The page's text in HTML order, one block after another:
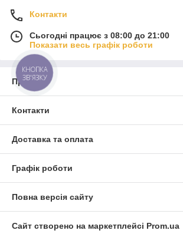
Контакти
Сьогодні працює з 08:00 до 21:00
Показати весь графік роботи
Про нас
Контакти
Доставка та оплата
Графік роботи
Повна версія сайту
Сайт створено на маркетплейсі Prom.ua
КНОПКА
ЗВ'ЯЗКУ